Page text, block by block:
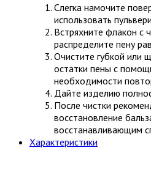
Слегка намочите
использовать
Встряхните флакон с
распределите пену
Очистите губкой или
остатки пены с
необходимости
Дайте изделию
После чистки
восстановление
восстанавливающим
Характеристики